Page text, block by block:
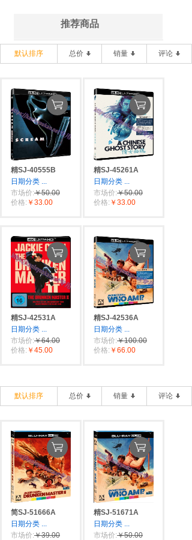
推荐商品
默认排序 总价 销量 评论
精SJ-40555B
日期分类 ...
市场价:￥50.00
价格: ￥33.00
精SJ-45261A
日期分类 ...
市场价:￥50.00
价格: ￥33.00
精SJ-42531A
日期分类 ...
市场价:￥64.00
价格: ￥45.00
精SJ-42536A
日期分类 ...
市场价:￥100.00
价格: ￥66.00
默认排序 总价 销量 评论
简SJ-51666A
日期分类 ...
市场价:￥39.00
精SJ-51671A
日期分类 ...
市场价:￥50.00